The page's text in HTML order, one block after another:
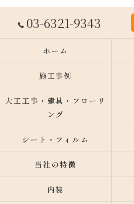
03-6321-9343
ホーム
施工事例
大工工事・建具・フローリ
ング
シート・フィルム
当社の特徴
内装